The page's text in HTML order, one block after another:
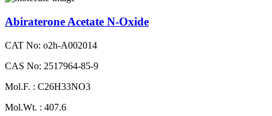
Abiraterone Acetate N-Oxide
CAT No: o2h-A002014
CAS No: 2517964-85-9
Mol.F. : C26H33NO3
Mol.Wt. : 407.6